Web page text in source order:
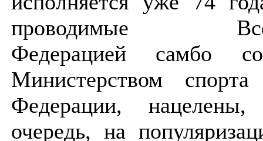
проводимые
Федерацией самбо
Министерством спорта
Федерации,
очередь, на